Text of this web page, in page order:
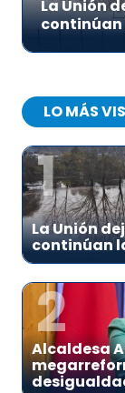
La Unión
continúan
LO MÁS
1
La Unión
continúan
2
Alcaldesa